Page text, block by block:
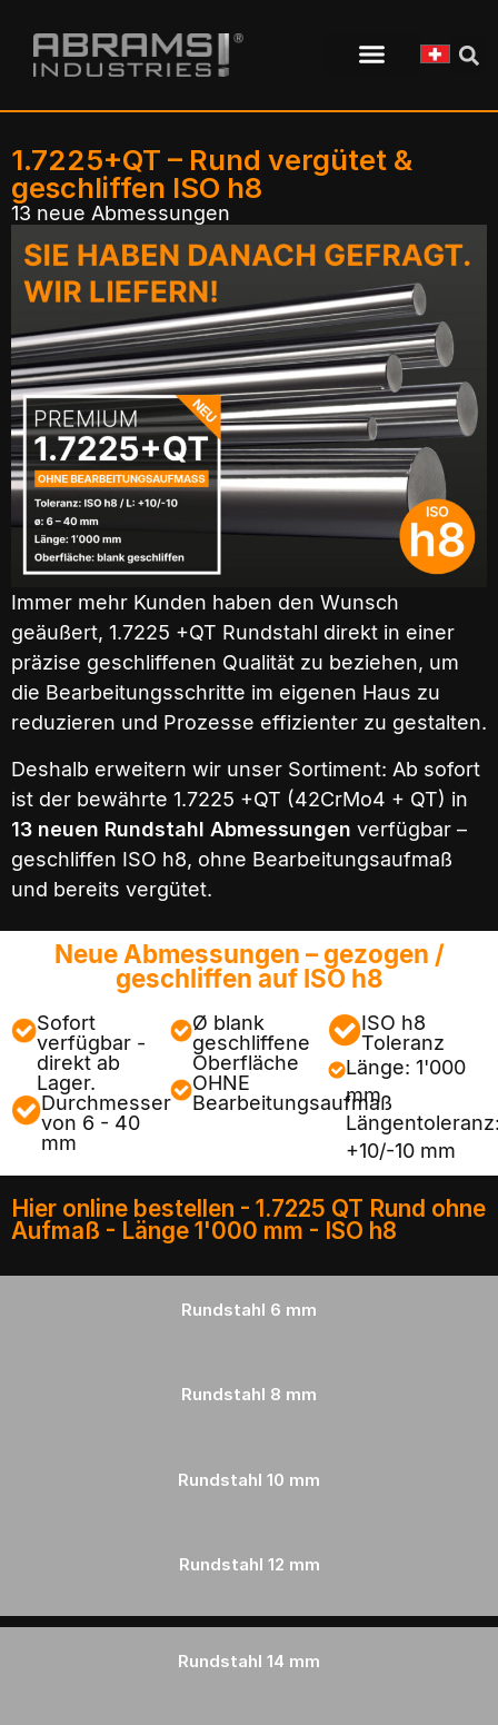
1.7225+QT – Rund vergütet &
geschliffen ISO h8
13 neue Abmessungen
Immer mehr Kunden haben den Wunsch
geäußert, 1.7225 +QT Rundstahl direkt in einer
präzise geschliffenen Qualität zu beziehen, um
die Bearbeitungsschritte im eigenen Haus zu
reduzieren und Prozesse effizienter zu gestalten.
Deshalb erweitern wir unser Sortiment: Ab sofort
ist der bewährte 1.7225 +QT (42CrMo4 + QT) in
13 neuen Rundstahl Abmessungen verfügbar –
geschliffen ISO h8, ohne Bearbeitungsaufmaß
und bereits vergütet.
Neue Abmessungen – gezogen /
geschliffen auf ISO h8
Sofort
verfügbar -
direkt ab
Lager.
Durchmesser
von 6 - 40
mm
Ø blank
geschliffene
Oberfläche
OHNE
Bearbeitungsaufmaß
ISO h8
Toleranz
Länge: 1'000
mm
+10/-10 mm
Hier online bestellen - 1.7225 QT Rund ohne
Aufmaß - Länge 1'000 mm - ISO h8
Rundstahl 6 mm
Rundstahl 8 mm
Rundstahl 10 mm
Rundstahl 12 mm
Rundstahl 14 mm